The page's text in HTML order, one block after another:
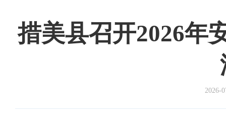
措美县召开2026年
2026-